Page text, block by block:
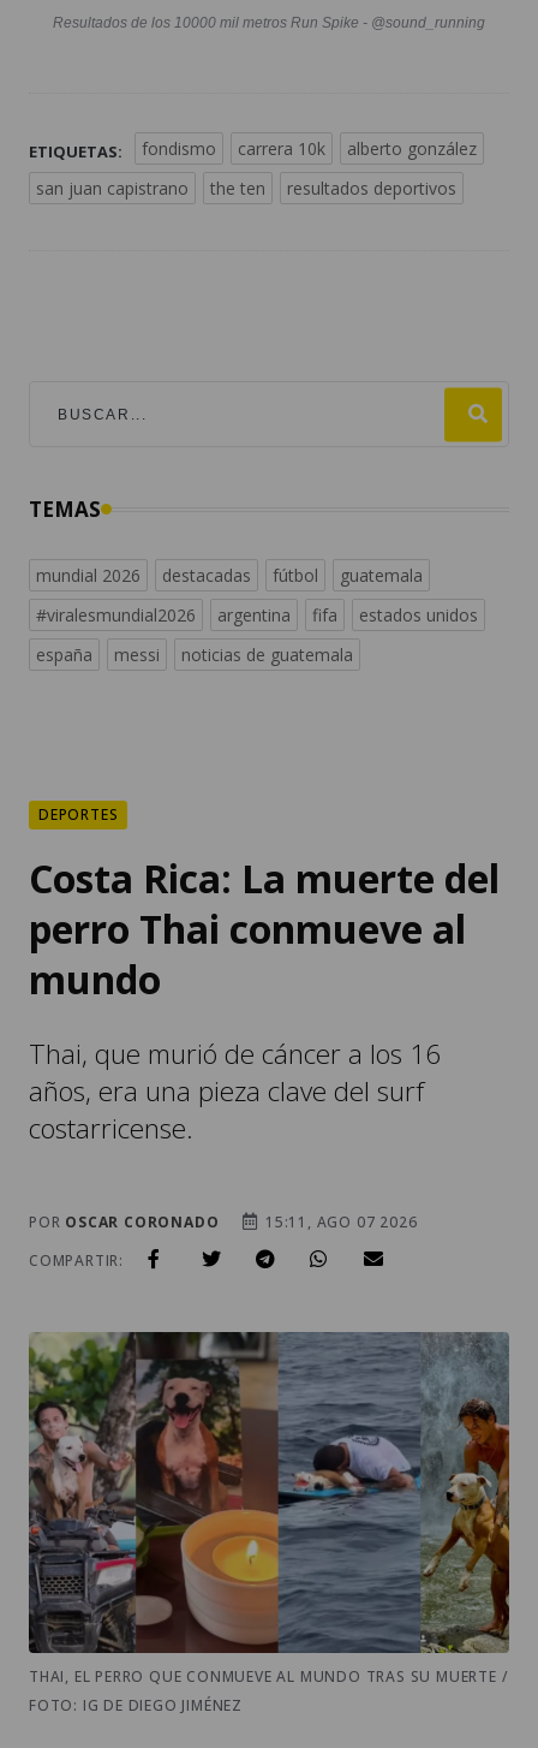
Resultados de los 10000 mil metros Run Spike - @sound_running
ETIQUETAS: fondismo carrera 10k
alberto gonzález
san juan capistrano
the ten resultados deportivos
TEMAS
mundial 2026 destacadas fútbol
guatemala
#viralesmundial2026
argentina fifa
estados unidos
españa
messi noticias de guatemala
DEPORTES
Costa Rica: La muerte del
perro Thai conmueve al
mundo
Thai, que murió de cáncer a los 16
años, era una pieza clave del surf
costarricense.
POR OSCAR CORONADO
15:11, AGO 07 2026
COMPARTIR:
THAI, EL PERRO QUE CONMUEVE AL MUNDO TRAS SU MUERTE /
FOTO: IG DE DIEGO JIMÉNEZ